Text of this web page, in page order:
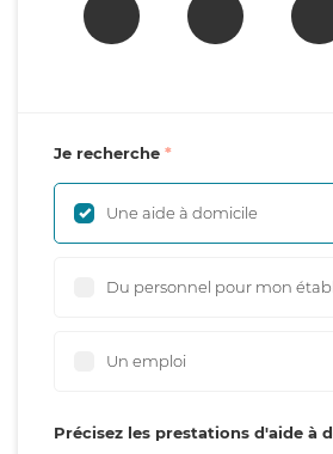
Je recherche
Une aide à domicile
Du personnel pour mon
Un emploi
Précisez les prestations d'aide à